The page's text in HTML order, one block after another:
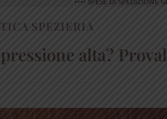
SPEZIERIA
alta?